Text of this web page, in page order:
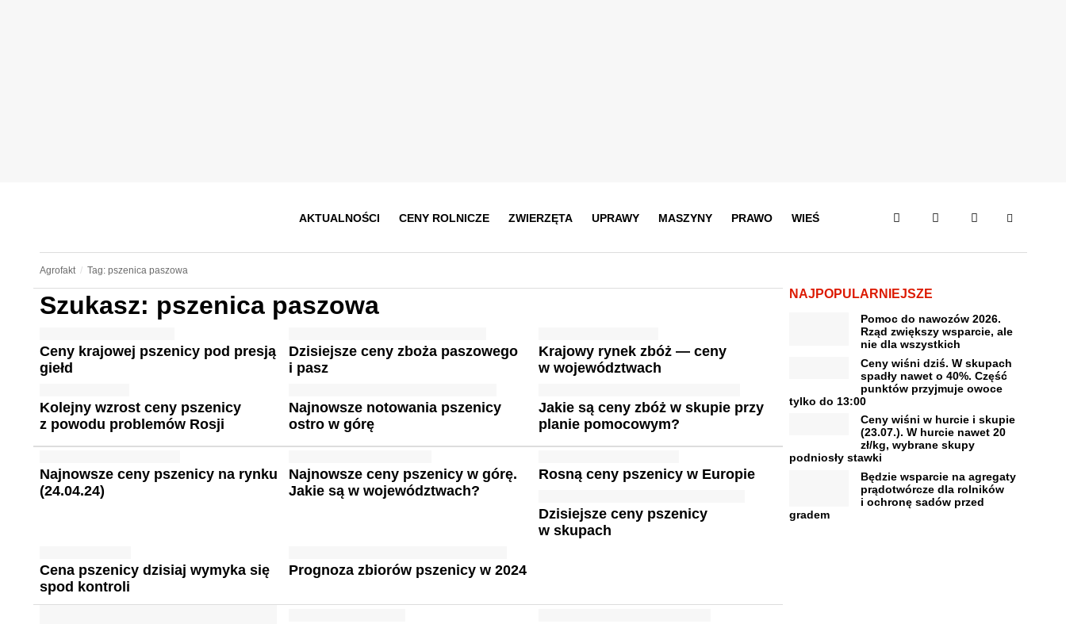
AKTUALNOŚCI CENY ROLNICZE ZWIERZĘTA UPRAWY MASZYNY PRAWO WIEŚ
Agrofakt Tag: pszenica paszowa
Szukasz: pszenica paszowa
Ceny krajowej pszenicy pod presją
giełd
Dzisiejsze ceny zboża paszowego
i pasz
Krajowy rynek zbóż — ceny
w województwach
Kolejny wzrost ceny pszenicy
z powodu problemów Rosji
Najnowsze notowania pszenicy
ostro w górę
Jakie są ceny zbóż w skupie przy
planie pomocowym?
Najnowsze ceny pszenicy na rynku
(24.04.24)
Najnowsze ceny pszenicy w górę.
Jakie są w województwach?
Rosną ceny pszenicy w Europie
Dzisiejsze ceny pszenicy
w skupach
Cena pszenicy dzisiaj wymyka się
spod kontroli
Prognoza zbiorów pszenicy w 2024
NAJPOPULARNIEJSZE
Pomoc do nawozów 2026.
Rząd zwiększy wsparcie, ale
nie dla wszystkich
Ceny wiśni dziś. W skupach
spadły nawet o 40%. Część
punktów przyjmuje owoce
tylko do 13:00
Ceny wiśni w hurcie i skupie
(23.07.). W hurcie nawet 20
zł/kg, wybrane skupy
podniosły stawki
Będzie wsparcie na agregaty
prądotwórcze dla rolników
i ochronę sadów przed
gradem